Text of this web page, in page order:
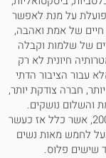
פועלת על מנת לאפשר
חיים של אמת ואהבה,
של שלמות וקבלה
חיונית לא רק
עבור הציבור הדתי
חברה צודקת יותר,
והשלום נושקים.
מאז הקמת הארגון בשנת 2005, אשר כלל אז כעשר
לחמש מאות נשים
שישים פלוס.